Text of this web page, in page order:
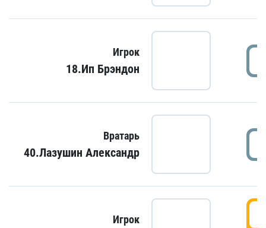
Игрок
18.Ип Брэндон
Вратарь
40.Лазушин Александр
Игрок